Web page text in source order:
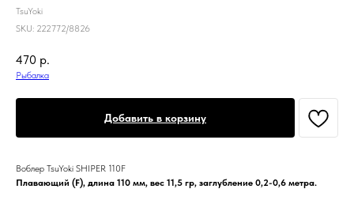
TsuYoki
SKU: 222772/8826
470 р.
Рыбалка
Добавить в корзину
Воблер TsuYoki SHIPER 110F
Плавающий (F), длина 110 мм, вес 11,5 гр, заглубление 0,2-0,6 метра.